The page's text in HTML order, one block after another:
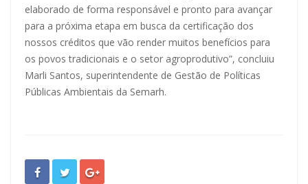
elaborado de forma responsável e pronto para avançar
para a próxima etapa em busca da certificação dos
nossos créditos que vão render muitos benefícios para
os povos tradicionais e o setor agroprodutivo”, concluiu
Marli Santos, superintendente de Gestão de Políticas
Públicas Ambientais da Semarh.